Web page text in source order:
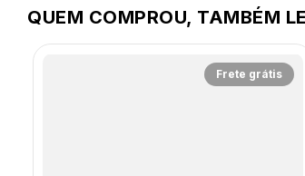
QUEM COMPROU, TAMBÉM
Frete grátis